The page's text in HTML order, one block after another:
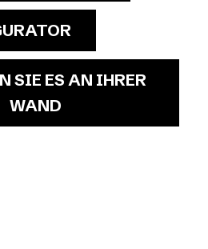
SIE ES AN IHRER
WAND